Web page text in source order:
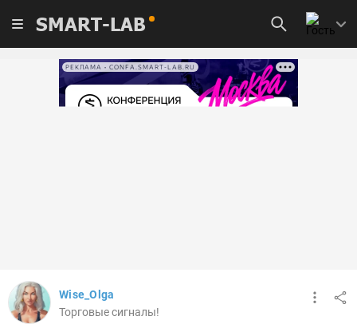
SMART-LAB
РЕКЛАМА • CONFA.SMART-LAB.RU
Wise_Olga
Торговые сигналы!